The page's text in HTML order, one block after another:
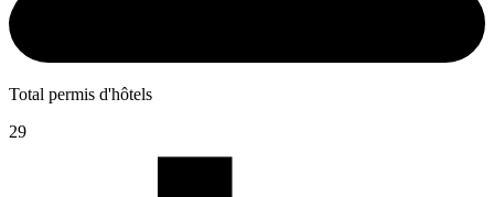
Total permis d'hôtels
29